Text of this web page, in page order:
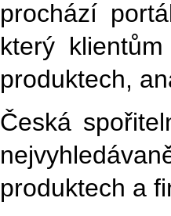
prochází
který
produktech,
Česká
produktech a